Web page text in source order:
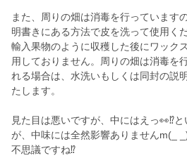
また、周りの畑は消毒を行っています
明書きにある方法で皮を洗って使用くだ
輸入果物のように収穫した後にワック
用しておりません。周りの畑は消毒を
れる場合は、水洗いもしくは同封の説
たします。
見た目は悪いですが、中にはえっ👀⁉️
が、中味には全然影響ありませんm(_
不思議ですね⁉️